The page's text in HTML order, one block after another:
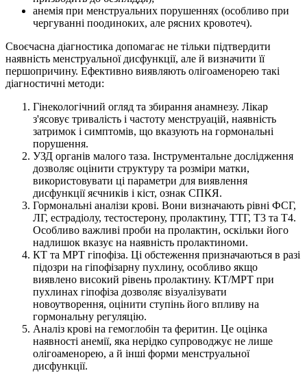
анемія при менструальних порушеннях (особливо при
чергуванні поодиноких, але рясних кровотеч).
Своєчасна діагностика допомагає не тільки підтвердити
наявність менструальної дисфункції, але й визначити її
першопричину. Ефективно виявляють олігоаменорею такі
діагностичні методи:
Гінекологічний огляд та збирання анамнезу. Лікар
з'ясовує тривалість і частоту менструацій, наявність
затримок і симптомів, що вказують на гормональні
порушення.
УЗД органів малого таза. Інструментальне дослідження
дозволяє оцінити структуру та розміри матки,
використовувати ці параметри для виявлення
дисфункції яєчників і кіст, ознак СПКЯ.
Гормональні аналізи крові. Вони визначають рівні ФСГ,
ЛГ, естрадіолу, тестостерону, пролактину, ТТГ, T3 та T4.
Особливо важливі проби на пролактин, оскільки його
надлишок вказує на наявність пролактиноми.
КТ та МРТ гіпофіза. Ці обстеження призначаються в разі
підозри на гіпофізарну пухлину, особливо якщо
виявлено високий рівень пролактину. КТ/МРТ при
пухлинах гіпофіза дозволяє візуалізувати
новоутворення, оцінити ступінь його впливу на
гормональну регуляцію.
Аналіз крові на гемоглобін та феритин. Це оцінка
наявності анемії, яка нерідко супроводжує не лише
олігоаменорею, а й інші форми менструальної
дисфункції.